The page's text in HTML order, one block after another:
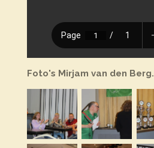
Foto's Mirjam van den Berg.